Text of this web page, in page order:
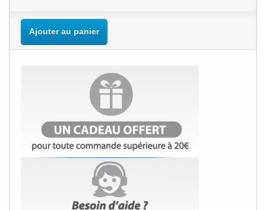
Ajouter au panier